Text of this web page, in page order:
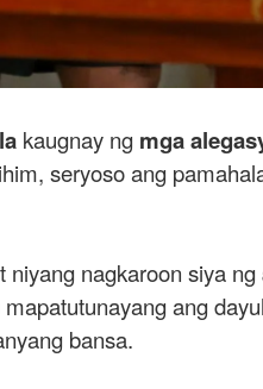
kaugnay ng mga
seryoso ang
niyang nagkaroon siya ng
ang
bansa.